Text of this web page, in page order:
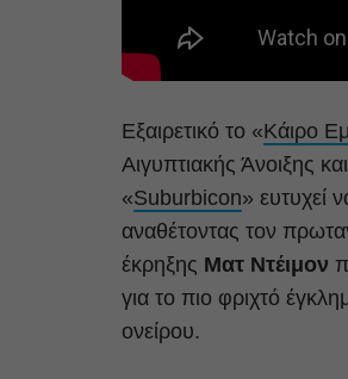
Εξαιρετικό το «Κάιρο
Αιγυπτιακής Άνοιξης
«Suburbicon» ευτυχεί
αναθέτοντας τον
έκρηξης Ματ Ντέιμον
για το πιο φριχτό
ονείρου.